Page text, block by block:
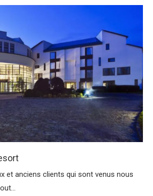
et anciens clients qui sont venus nous